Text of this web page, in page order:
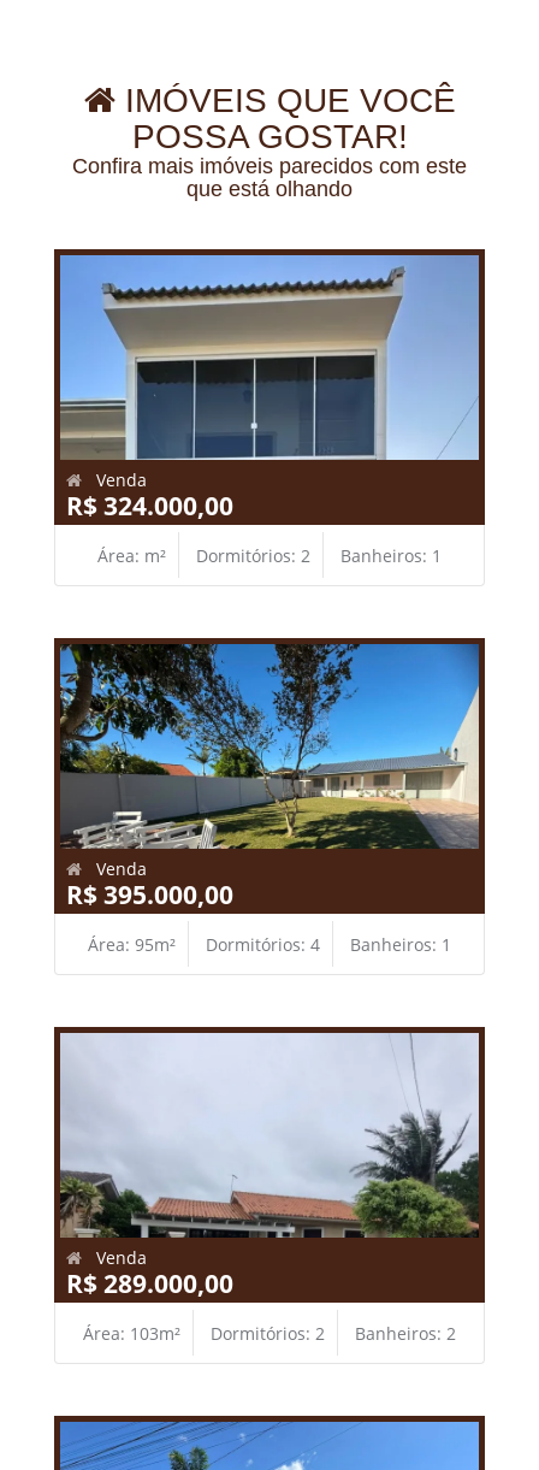
IMÓVEIS QUE VOCÊ
POSSA GOSTAR!
Confira mais imóveis parecidos com este
que está olhando
Venda
R$ 324.000,00
Área: m² Dormitórios: 2 Banheiros: 1
Venda
R$ 395.000,00
Área: 95m² Dormitórios: 4 Banheiros: 1
Venda
R$ 289.000,00
Área: 103m² Dormitórios: 2 Banheiros: 2